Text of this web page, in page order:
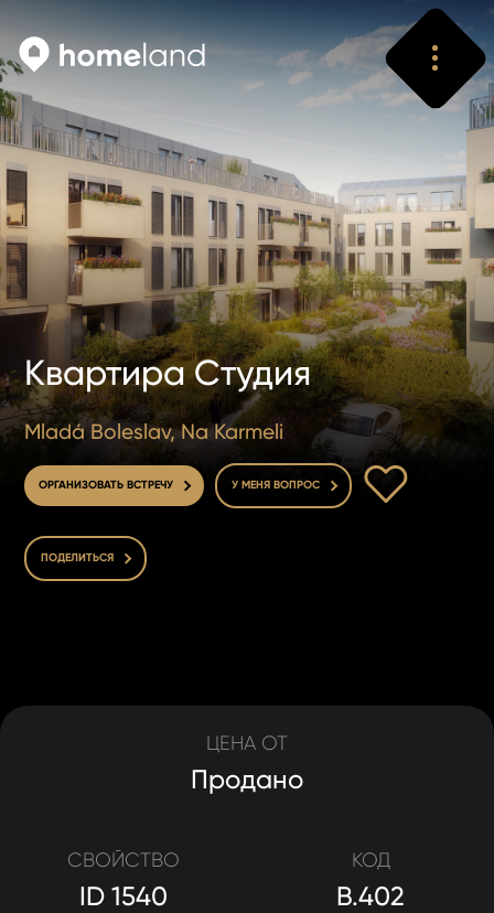
Квартира Студия
Mladá Boleslav, Na Karmeli
ОРГАНИЗОВАТЬ ВСТРЕЧУ У МЕНЯ ВОПРОС
ПОДЕЛИТЬСЯ
СВОЙСТВО
ID 1540
КОД
B.402
ЦЕНА ОТ
Продано
Искать